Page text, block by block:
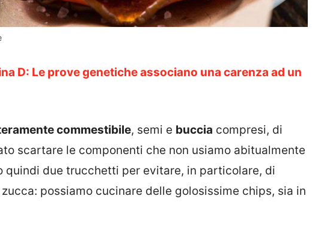
D: Le prove genetiche associano una carenza ad un
commestibile, semi e buccia compresi, di
scartare le componenti che non usiamo abitualmente
quindi due trucchetti per evitare, in particolare, di
possiamo cucinare delle golosissime chips, sia in